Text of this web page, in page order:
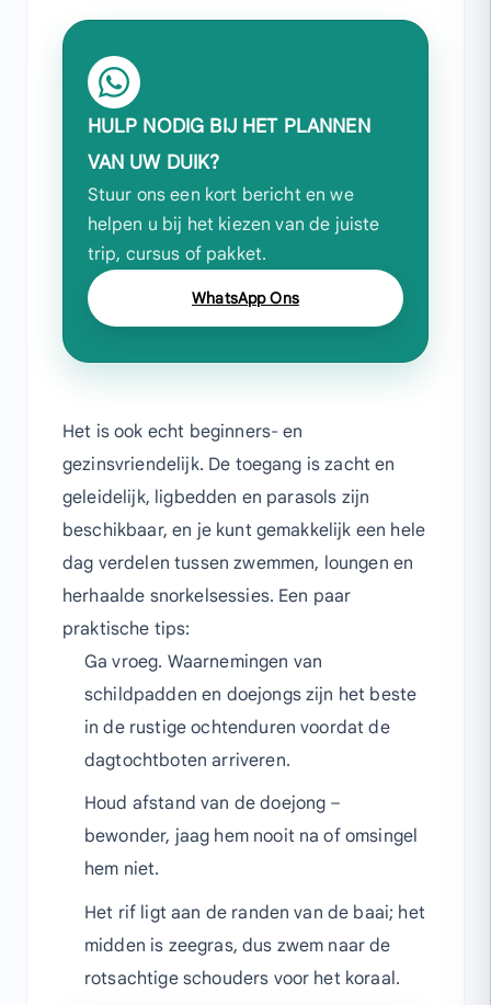
HULP NODIG BIJ HET PLANNEN
VAN UW DUIK?
Stuur ons een kort bericht en we
helpen u bij het kiezen van de juiste
trip, cursus of pakket.
WhatsApp Ons
Het is ook echt beginners- en
gezinsvriendelijk. De toegang is zacht en
geleidelijk, ligbedden en parasols zijn
beschikbaar, en je kunt gemakkelijk een hele
dag verdelen tussen zwemmen, loungen en
herhaalde snorkelsessies. Een paar
praktische tips:
Ga vroeg. Waarnemingen van
schildpadden en doejongs zijn het beste
in de rustige ochtenduren voordat de
dagtochtboten arriveren.
Houd afstand van de doejong –
bewonder, jaag hem nooit na of omsingel
hem niet.
Het rif ligt aan de randen van de baai; het
midden is zeegras, dus zwem naar de
rotsachtige schouders voor het koraal.